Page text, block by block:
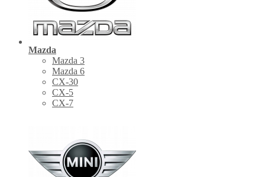
Mazda
Mazda 3
Mazda 6
CX-30
СХ-5
CX-7